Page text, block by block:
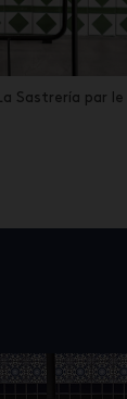
La Sastrería par